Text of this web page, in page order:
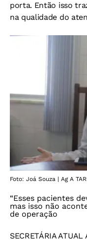
porta. Então isso
na qualidade do
Foto: Joá Souza | Ag A
“Esses pacientes
mas isso não
de operação
SECRETÁRIA